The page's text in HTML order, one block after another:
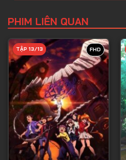
Tập 6
Tập 7
Tập 8
Tập 9
Tập 10
Tập 11
Tập 13
PHIM LIÊN QUAN
FHD
TẬP 13/13